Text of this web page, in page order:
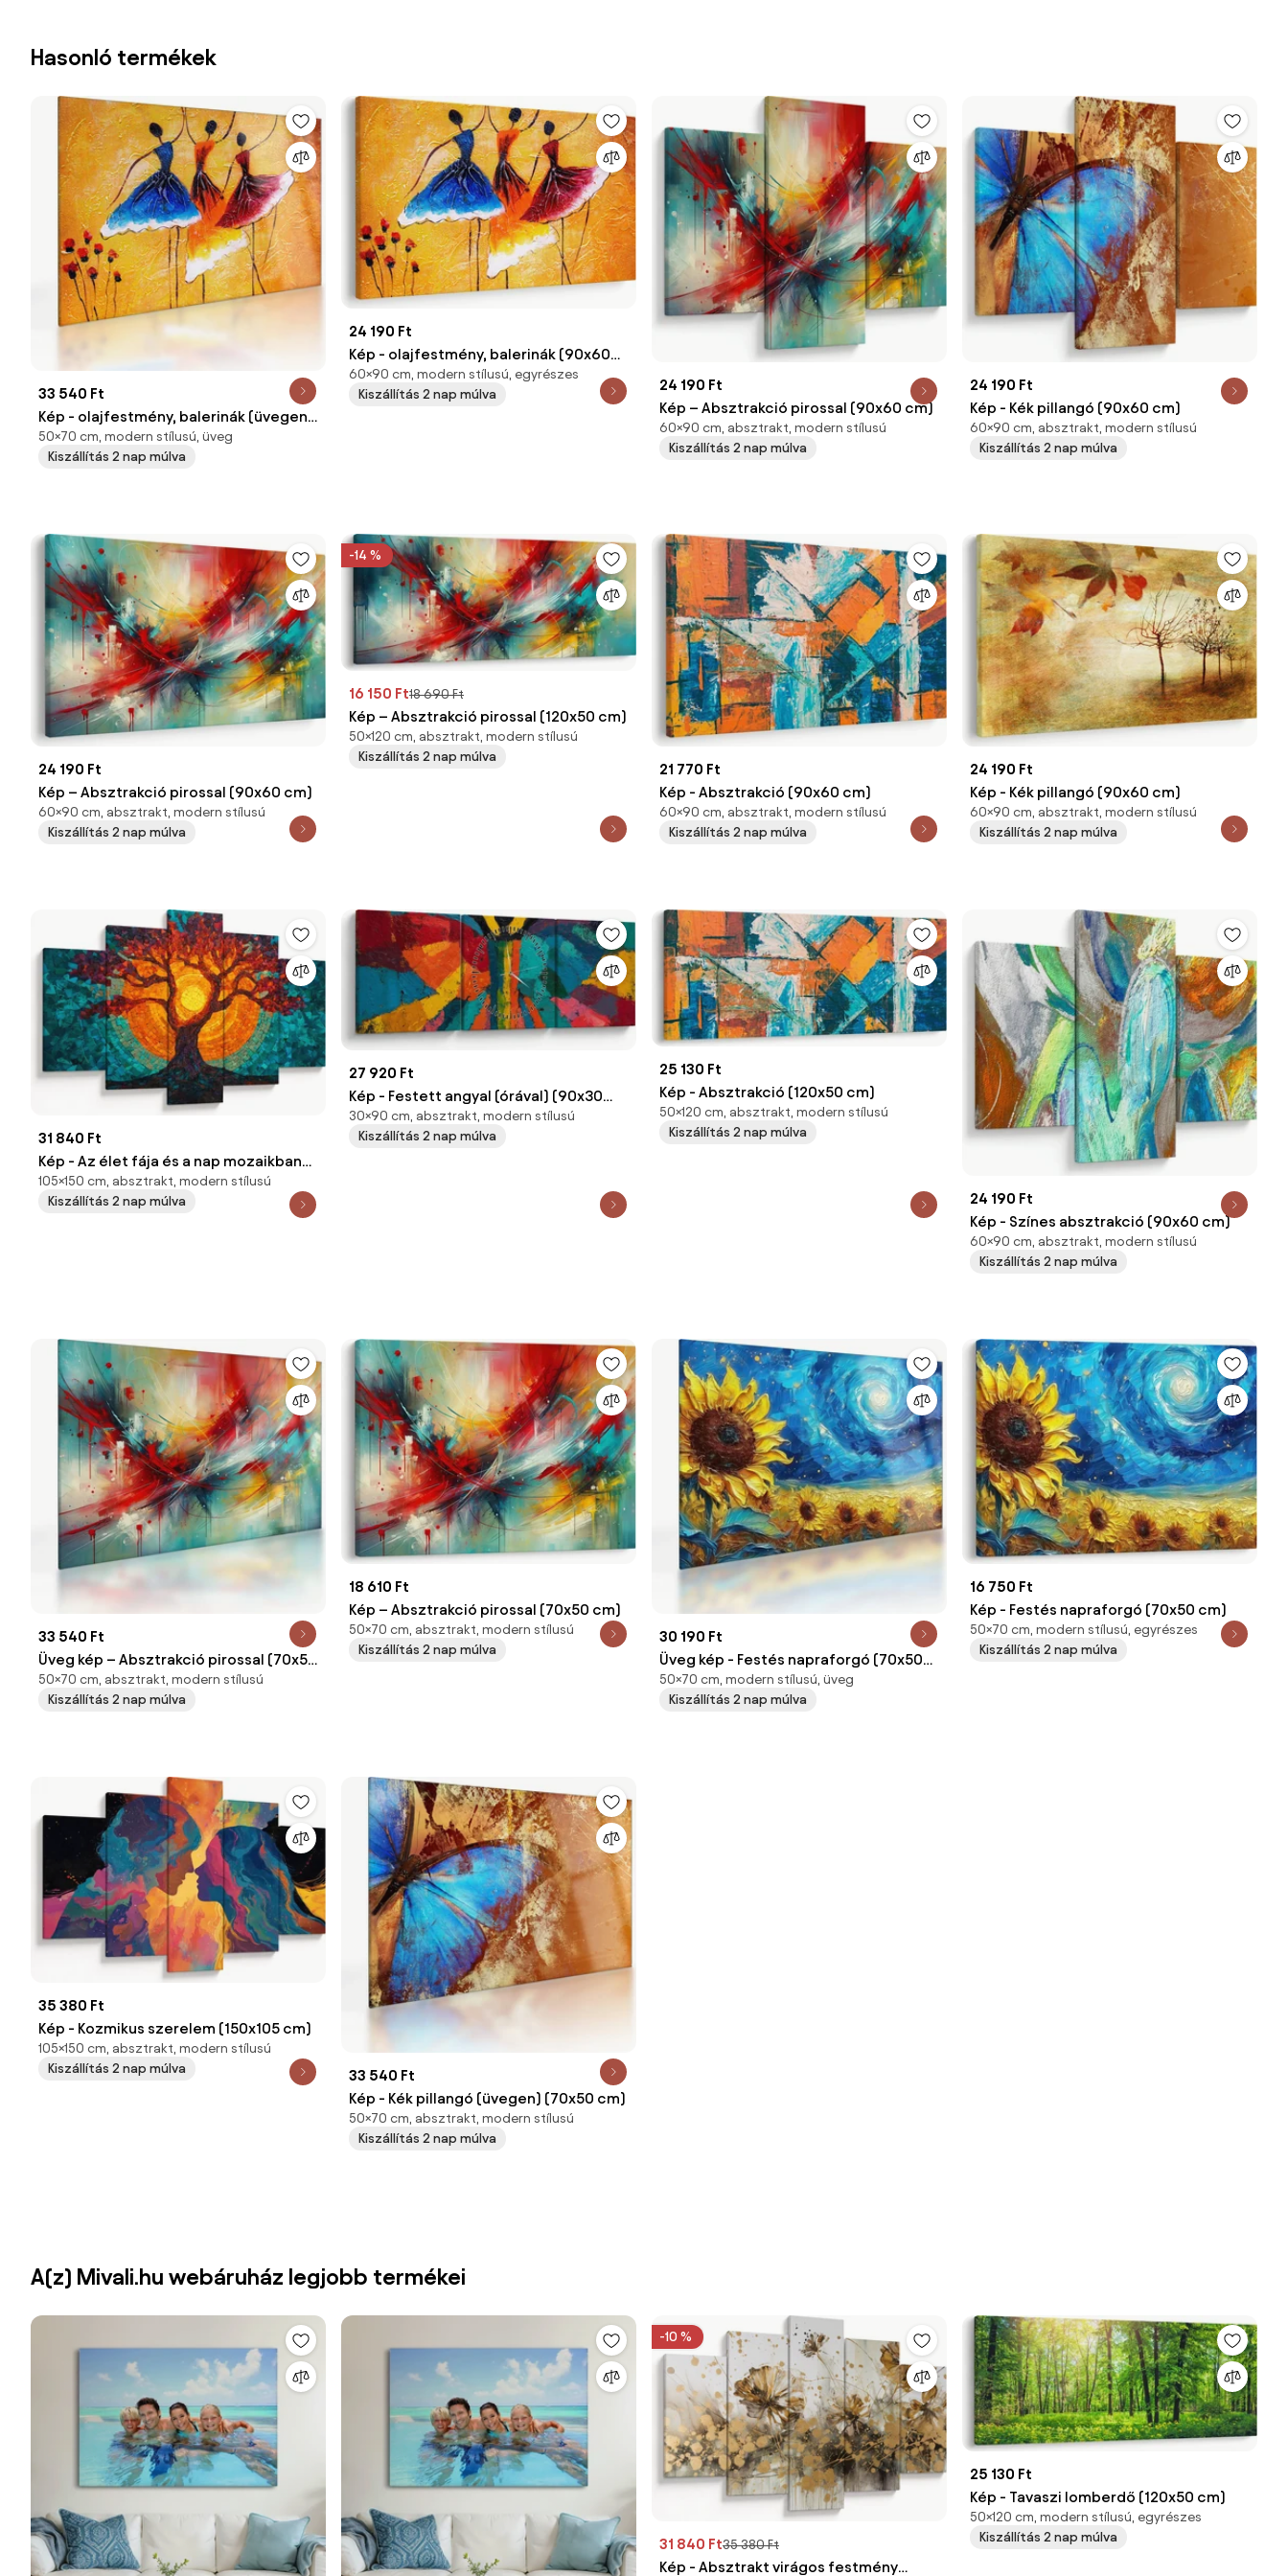
Hasonló termékek
33 540 Ft
Kép - olajfestmény, balerinák (üvegen)
(70x50 cm)
50×70 cm, modern stílusú, üveg
Kiszállítás 2 nap múlva
24 190 Ft
Kép - olajfestmény, balerinák (90x60
cm)
60×90 cm, modern stílusú, egyrészes
Kiszállítás 2 nap múlva
24 190 Ft
Kép – Absztrakció pirossal (90x60 cm)
60×90 cm, absztrakt, modern stílusú
Kiszállítás 2 nap múlva
24 190 Ft
Kép - Kék pillangó (90x60 cm)
60×90 cm, absztrakt, modern stílusú
Kiszállítás 2 nap múlva
24 190 Ft
Kép – Absztrakció pirossal (90x60 cm)
60×90 cm, absztrakt, modern stílusú
Kiszállítás 2 nap múlva
-14 %
16 150 Ft18 690 Ft
Kép – Absztrakció pirossal (120x50 cm)
50×120 cm, absztrakt, modern stílusú
Kiszállítás 2 nap múlva
21 770 Ft
Kép - Absztrakció (90x60 cm)
60×90 cm, absztrakt, modern stílusú
Kiszállítás 2 nap múlva
24 190 Ft
Kép - Kék pillangó (90x60 cm)
60×90 cm, absztrakt, modern stílusú
Kiszállítás 2 nap múlva
31 840 Ft
Kép - Az élet fája és a nap mozaikban
(150x105 cm)
105×150 cm, absztrakt, modern stílusú
Kiszállítás 2 nap múlva
27 920 Ft
Kép - Festett angyal (órával) (90x30
cm)
30×90 cm, absztrakt, modern stílusú
Kiszállítás 2 nap múlva
25 130 Ft
Kép - Absztrakció (120x50 cm)
50×120 cm, absztrakt, modern stílusú
Kiszállítás 2 nap múlva
24 190 Ft
Kép - Színes absztrakció (90x60 cm)
60×90 cm, absztrakt, modern stílusú
Kiszállítás 2 nap múlva
33 540 Ft
Üveg kép – Absztrakció pirossal (70x50
cm)
50×70 cm, absztrakt, modern stílusú
Kiszállítás 2 nap múlva
18 610 Ft
Kép – Absztrakció pirossal (70x50 cm)
50×70 cm, absztrakt, modern stílusú
Kiszállítás 2 nap múlva
30 190 Ft
Üveg kép - Festés napraforgó (70x50
cm)
50×70 cm, modern stílusú, üveg
Kiszállítás 2 nap múlva
16 750 Ft
Kép - Festés napraforgó (70x50 cm)
50×70 cm, modern stílusú, egyrészes
Kiszállítás 2 nap múlva
35 380 Ft
Kép - Kozmikus szerelem (150x105 cm)
105×150 cm, absztrakt, modern stílusú
Kiszállítás 2 nap múlva
33 540 Ft
Kép - Kék pillangó (üvegen) (70x50 cm)
50×70 cm, absztrakt, modern stílusú
Kiszállítás 2 nap múlva
A(z) Mivali.hu webáruház legjobb termékei
-10 %
31 840 Ft35 380 Ft
Kép - Absztrakt virágos festmény
25 130 Ft
Kép - Tavaszi lomberdő (120x50 cm)
50×120 cm, modern stílusú, egyrészes
Kiszállítás 2 nap múlva